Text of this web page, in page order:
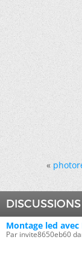
«
Montage led avec
Par invite8650eb60